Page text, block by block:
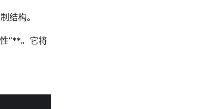
结构。
”**。它将